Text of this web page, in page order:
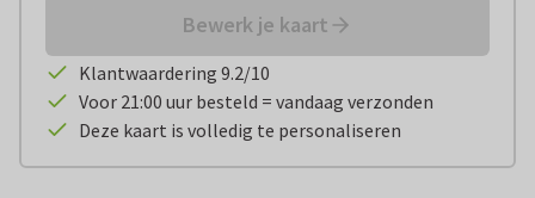
Bewerk je kaart
Klantwaardering 9.2/10
Voor 21:00 uur besteld = vandaag verzonden
Deze kaart is volledig te personaliseren